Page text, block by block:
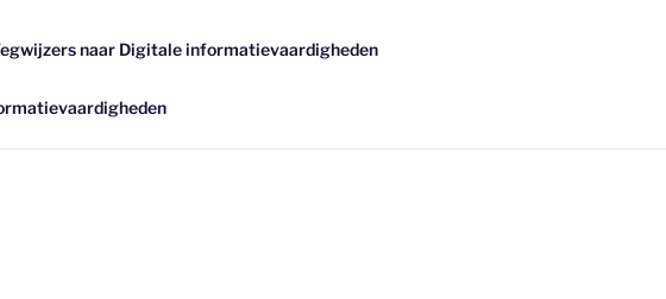
naar Digitale informatievaardigheden